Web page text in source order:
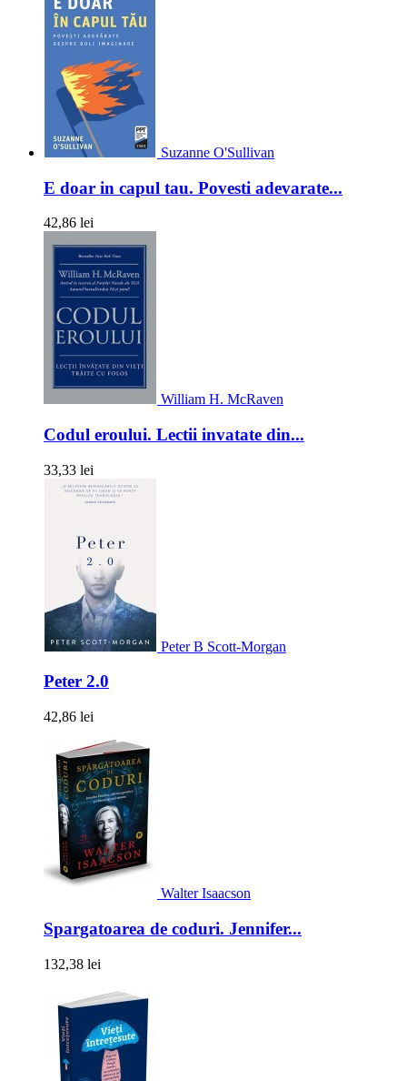
Suzanne O'Sullivan
E doar in capul tau. Povesti adevarate...
42,86 lei
William H. McRaven
Codul eroului. Lectii invatate din...
33,33 lei
Peter B Scott-Morgan
Peter 2.0
42,86 lei
Walter Isaacson
Spargatoarea de coduri. Jennifer...
132,38 lei